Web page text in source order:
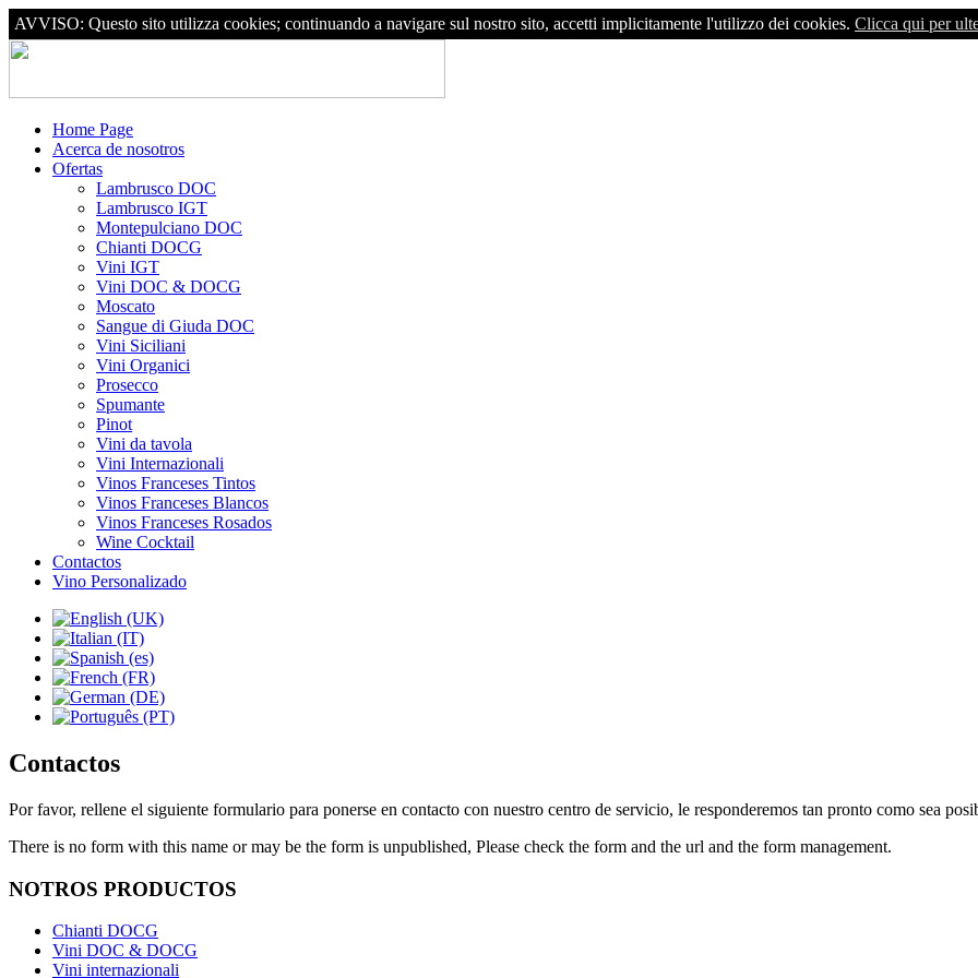
AVVISO: Questo sito utilizza cookies; continuando a navigare sul nostro sito, accetti implicitamente l'utilizzo dei cookies. Clicca qui per
Home Page
Acerca de nosotros
Ofertas
Lambrusco DOC
Lambrusco IGT
Montepulciano DOC
Chianti DOCG
Vini IGT
Vini DOC & DOCG
Moscato
Sangue di Giuda DOC
Vini Siciliani
Vini Organici
Prosecco
Spumante
Pinot
Vini da tavola
Vini Internazionali
Vinos Franceses Tintos
Vinos Franceses Blancos
Vinos Franceses Rosados
Wine Cocktail
Contactos
Vino Personalizado
Contactos
Por favor, rellene el siguiente formulario para ponerse en contacto con nuestro centro de servicio, le responderemos tan pronto como sea
There is no form with this name or may be the form is unpublished, Please check the form and the url and the form management.
NOTROS PRODUCTOS
Chianti DOCG
Vini DOC & DOCG
Vini internazionali